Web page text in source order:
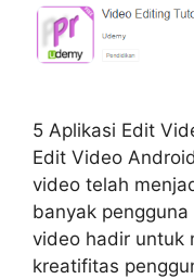
5 Aplikasi Edit
Edit Video
video telah
banyak
video hadir untuk
kreatifitas